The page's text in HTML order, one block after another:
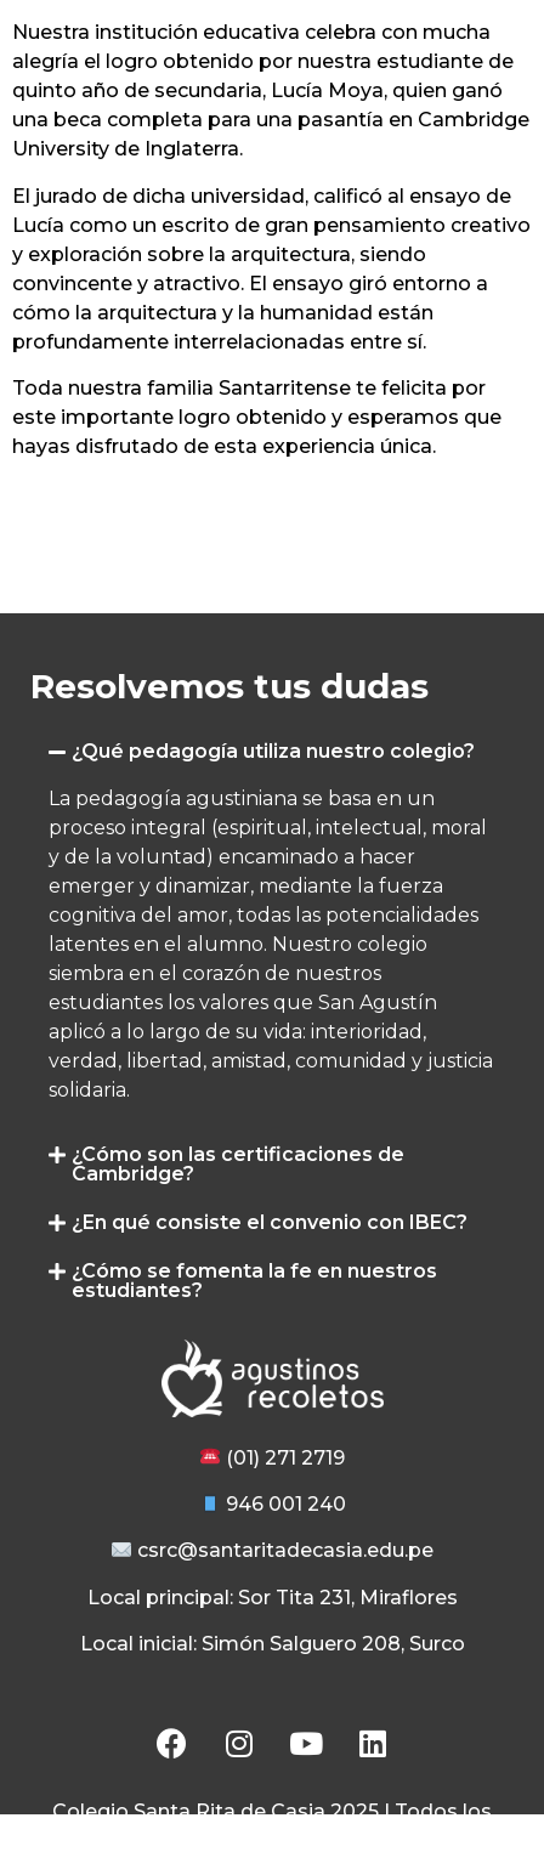
Nuestra institución educativa celebra con mucha
alegría el logro obtenido por nuestra estudiante de
quinto año de secundaria, Lucía Moya, quien ganó
una beca completa para una pasantía en Cambridge
University de Inglaterra.
El jurado de dicha universidad, calificó al ensayo de
Lucía como un escrito de gran pensamiento creativo
y exploración sobre la arquitectura, siendo
convincente y atractivo. El ensayo giró entorno a
cómo la arquitectura y la humanidad están
profundamente interrelacionadas entre sí.
Toda nuestra familia Santarritense te felicita por
este importante logro obtenido y esperamos que
hayas disfrutado de esta experiencia única.
Resolvemos tus dudas
¿Qué pedagogía utiliza nuestro colegio?
La pedagogía agustiniana se basa en un
proceso integral (espiritual, intelectual, moral
y de la voluntad) encaminado a hacer
emerger y dinamizar, mediante la fuerza
cognitiva del amor, todas las potencialidades
latentes en el alumno.​ Nuestro colegio
siembra en el corazón de nuestros
estudiantes los valores que San Agustín
aplicó a lo largo de su vida: interioridad,
verdad, libertad, amistad, comunidad y justicia
solidaria.
¿Cómo son las certificaciones de
Cambridge?
¿En qué consiste el convenio con IBEC?
¿Cómo se fomenta la fe en nuestros
estudiantes?
(01) 271 2719
946 001 240
csrc@santaritadecasia.edu.pe
Local principal: Sor Tita 231, Miraflores
Local inicial: Simón Salguero 208, Surco
Colegio Santa Rita de Casia 2025 | Todos los